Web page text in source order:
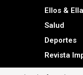
Ellos &
Salud
Deportes
Revista